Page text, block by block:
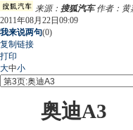
来源： 搜狐汽车作者：黄
2011年08月22日09:09
我来说两句(0)
复制链接
打印
大中小
奥迪A3